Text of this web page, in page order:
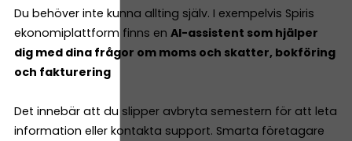
Du behöver inte kunna allting själv. I exempelvis Spiris
ekonomiplattform finns en AI-assistent som hjälper
dig med dina frågor om moms och skatter, bokföring
och fakturering
Det innebär att du slipper avbryta semestern för att leta
information eller kontakta support. Smarta företagare